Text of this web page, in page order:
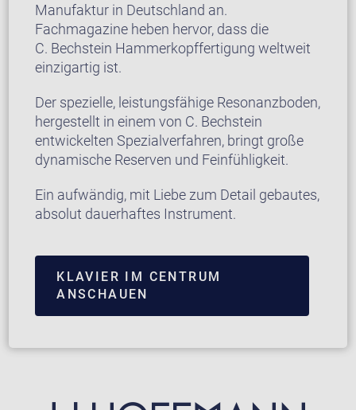
Manufaktur in Deutschland an.
Fachmagazine heben hervor, dass die
C. Bechstein Hammerkopffertigung weltweit
einzigartig ist.
Der spezielle, leistungsfähige Resonanzboden,
hergestellt in einem von C. Bechstein
entwickelten Spezialverfahren, bringt große
dynamische Reserven und Feinfühligkeit.
Ein aufwändig, mit Liebe zum Detail gebautes,
absolut dauerhaftes Instrument.
KLAVIER IM CENTRUM
ANSCHAUEN